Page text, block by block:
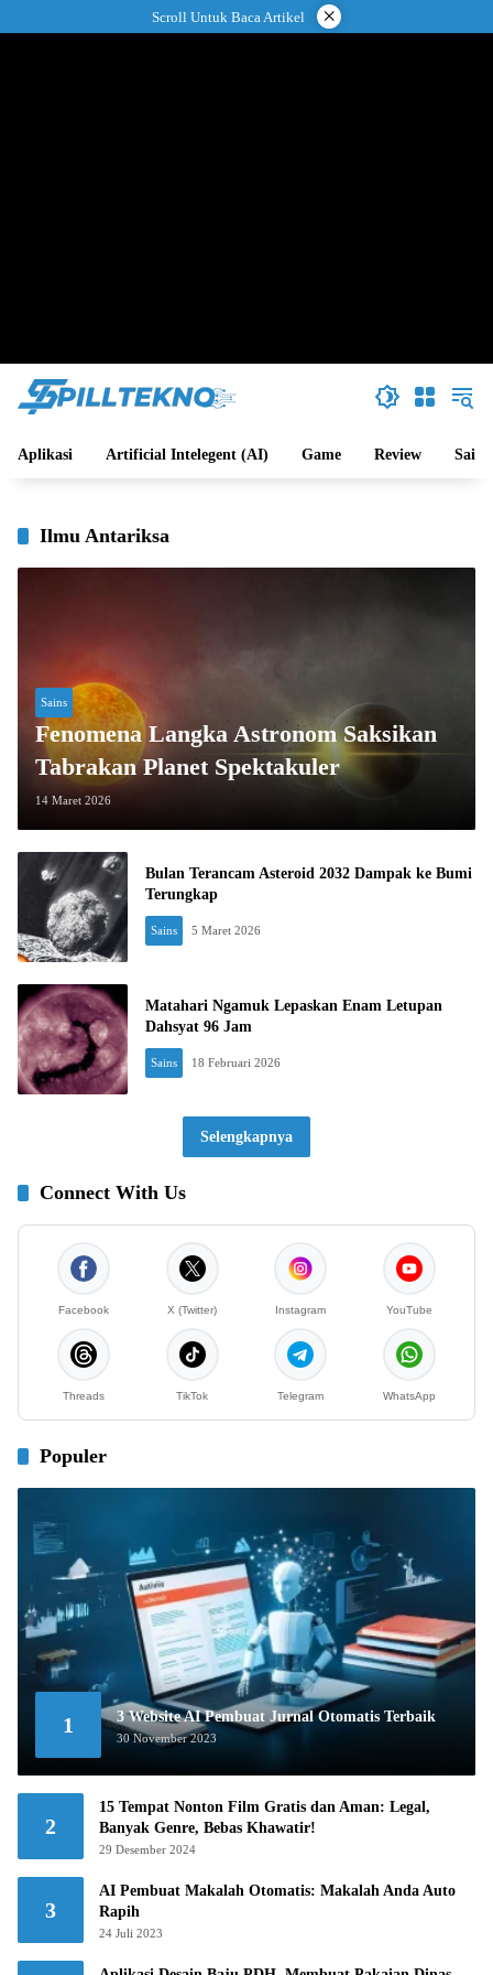
ke
Scroll Untuk Baca Artikel ×
Aplikasi Artificial Intelegent (AI) Game Review Sains
Ilmu Antariksa
Sains
Fenomena Langka Astronom Saksikan
Tabrakan Planet Spektakuler
14 Maret 2026
Bulan Terancam Asteroid 2032 Dampak ke Bumi
Terungkap
Sains 5 Maret 2026
Matahari Ngamuk Lepaskan Enam Letupan
Dahsyat 96 Jam
Sains 18 Februari 2026
Selengkapnya
Connect With Us
Facebook X (Twitter) Instagram YouTube
Threads TikTok Telegram WhatsApp
Populer
1 3 Website AI Pembuat Jurnal Otomatis Terbaik
30 November 2023
2
15 Tempat Nonton Film Gratis dan Aman: Legal,
Banyak Genre, Bebas Khawatir!
29 Desember 2024
3
AI Pembuat Makalah Otomatis: Makalah Anda Auto
Rapih
24 Juli 2023